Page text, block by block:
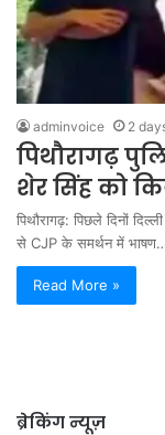
adminvoice 2
पिथौरागढ़
शेर सिंह को
पिथौरागढ़: पिछले दिनों
से CJP के समर्थन में
Read More »
ब्रेकिंग न्यूज़